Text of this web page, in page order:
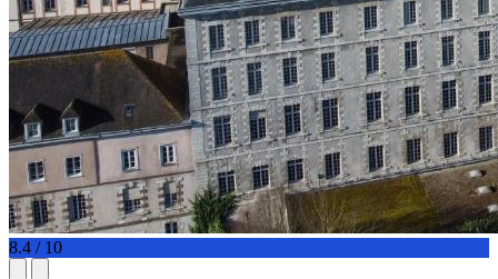
8.4 / 10